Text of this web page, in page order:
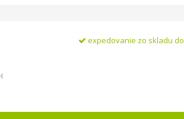
expedovanie zo skladu